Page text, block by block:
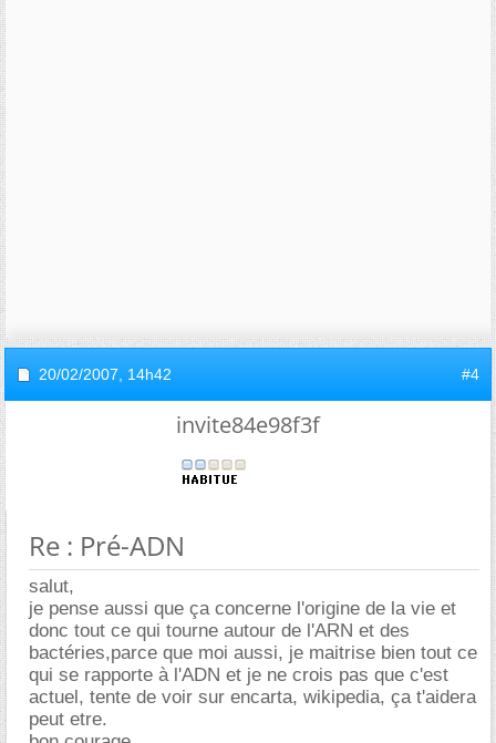
20/02/2007, 14h42 #4
invite84e98f3f
Re : Pré-ADN
salut,
je pense aussi que ça concerne l'origine de la vie et
donc tout ce qui tourne autour de l'ARN et des
bactéries,parce que moi aussi, je maitrise bien tout ce
qui se rapporte à l'ADN et je ne crois pas que c'est
actuel, tente de voir sur encarta, wikipedia, ça t'aidera
peut etre.